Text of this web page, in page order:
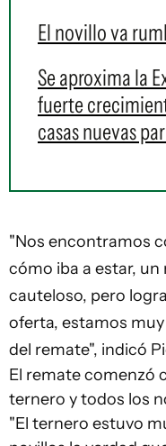
El novillo va
Se aproxima la
fuerte
casas nuevas
"Nos encontramos
cómo iba a estar,
cauteloso, pero
oferta, estamos
del remate", indicó
El remate comenzó
ternero y todos los
"El ternero estuvo